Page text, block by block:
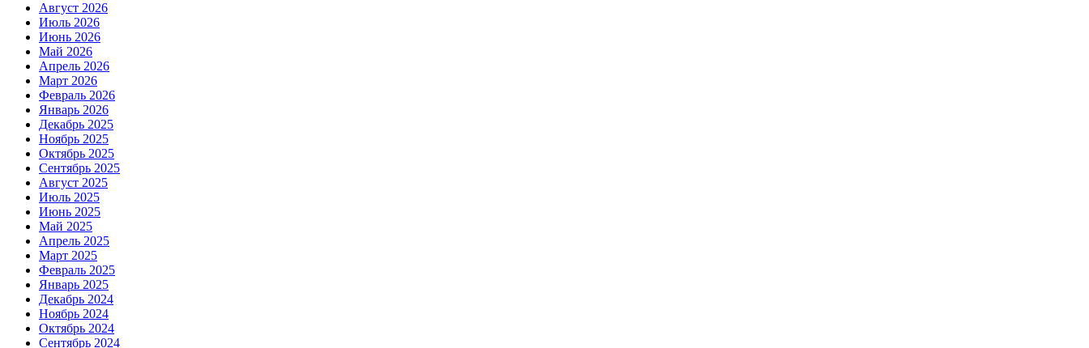
Август 2026
Июль 2026
Июнь 2026
Май 2026
Апрель 2026
Март 2026
Февраль 2026
Январь 2026
Декабрь 2025
Ноябрь 2025
Октябрь 2025
Сентябрь 2025
Август 2025
Июль 2025
Июнь 2025
Май 2025
Апрель 2025
Март 2025
Февраль 2025
Январь 2025
Декабрь 2024
Ноябрь 2024
Октябрь 2024
Сентябрь 2024